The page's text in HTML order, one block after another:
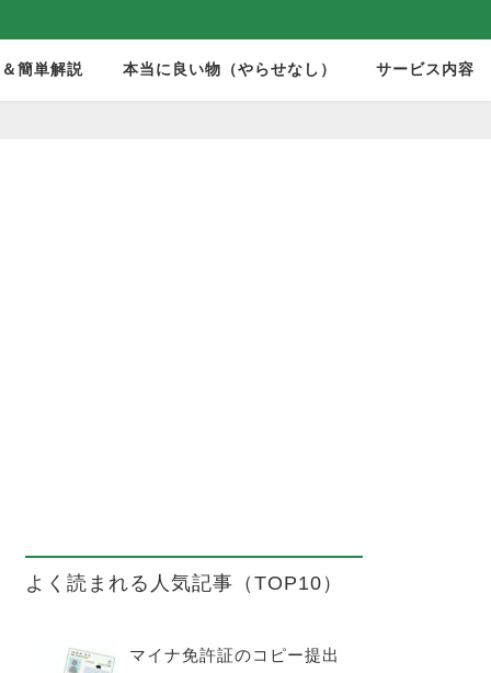
簡単解説 本当に良い物（やらせなし） サービス内容
よく読まれる人気記事（TOP10）
マイナ免許証のコピー提出